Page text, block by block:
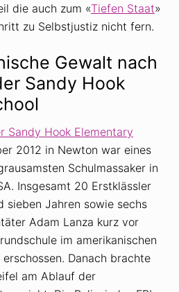
die auch zum «Tiefen Staat»
zu Selbstjustiz nicht fern.
Gewalt nach
Sandy Hook
Sandy Hook Elementary
2012 in Newton war eines
Schulmassaker in
Insgesamt 20 Erstklässler
sieben Jahren sowie sechs
Adam Lanza kurz vor
im amerikanischen
Danach brachte
am Ablauf der